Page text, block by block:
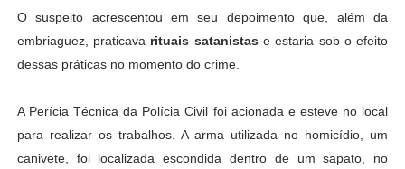
O suspeito acrescentou em seu depoimento que, além da
embriaguez, praticava rituais satanistas e estaria sob o efeito
dessas práticas no momento do crime.
A Perícia Técnica da Polícia Civil foi acionada e esteve no local
para realizar os trabalhos. A arma utilizada no homicídio, um
canivete, foi localizada escondida dentro de um sapato, no